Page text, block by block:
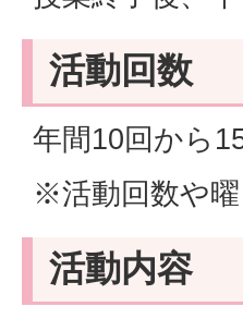
活動回数
年間10回から
※活動回数や
活動内容